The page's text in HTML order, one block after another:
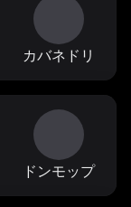
カバネドリ
ドンモップ